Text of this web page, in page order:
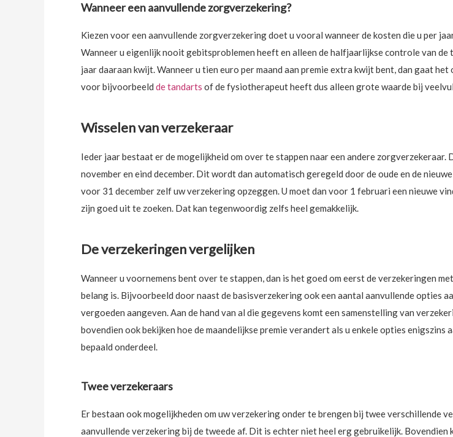
Wanneer een aanvullende zorgverzekering?
Kiezen voor een aanvullende zorgverzekering doet u vooral wanneer de kosten die u per
Wanneer u eigenlijk nooit gebitsproblemen heeft en alleen de halfjaarlijkse controle van
jaar daaraan kwijt. Wanneer u tien euro per maand aan premie extra kwijt bent, dan gaat
voor bijvoorbeeld de tandarts of de fysiotherapeut heeft dus alleen grote waarde bij
Wisselen van verzekeraar
Ieder jaar bestaat er de mogelijkheid om over te stappen naar een andere
november en eind december. Dit wordt dan automatisch geregeld door de oude en de
voor 31 december zelf uw verzekering opzeggen. U moet dan voor 1 februari een nieuwe
zijn goed uit te zoeken. Dat kan tegenwoordig zelfs heel gemakkelijk.
De verzekeringen vergelijken
Wanneer u voornemens bent over te stappen, dan is het goed om eerst de verzekeringen
belang is. Bijvoorbeeld door naast de basisverzekering ook een aantal aanvullende opties
vergoeden aangeven. Aan de hand van al die gegevens komt een samenstelling van
bovendien ook bekijken hoe de maandelijkse premie verandert als u enkele opties enigszins
bepaald onderdeel.
Twee verzekeraars
Er bestaan ook mogelijkheden om uw verzekering onder te brengen bij twee verschillende
aanvullende verzekering bij de tweede af. Dit is echter niet heel erg gebruikelijk.